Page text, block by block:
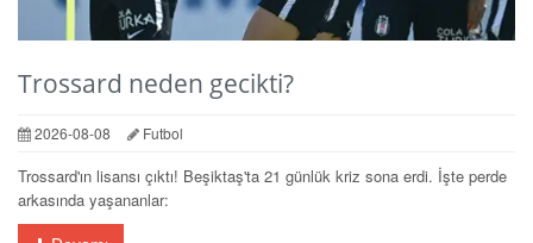
Trossard neden gecikti?
2026-08-08 Futbol
Trossard'ın lisansı çıktı! Beşiktaş'ta 21 günlük kriz sona erdi. İşte perde
arkasında yaşananlar: